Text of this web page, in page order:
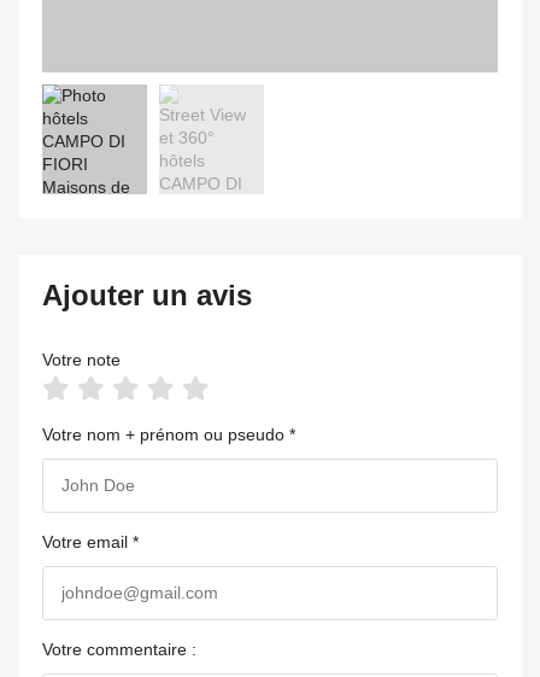
Ajouter un avis
Votre note
Votre nom + prénom ou pseudo *
Votre email *
Votre commentaire :